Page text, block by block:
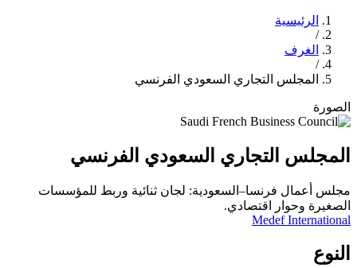
الرئيسية
/
الغرف
/
المجلس التجاري السعودي الفرنسي
الصورة
المجلس التجاري السعودي الفرنسي
مجلس أعمال فرنسا–السعودية: لجان ثنائية وربط للمؤسسات
الصغيرة وحوار اقتصادي.
Medef International
النوع